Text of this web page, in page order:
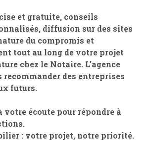
et gratuite, conseils
diffusion sur des sites
du compromis et
tout au long de votre projet
chez le Notaire. L'agence
recommander des entreprises
futurs.
votre écoute pour répondre à
: votre projet, notre priorité.